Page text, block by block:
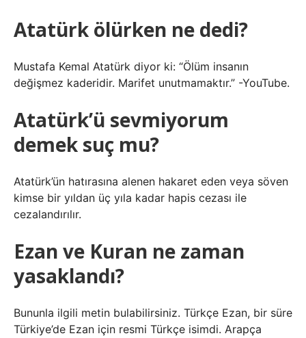
Atatürk ölürken ne dedi?
Mustafa Kemal Atatürk diyor ki: “Ölüm insanın
değişmez kaderidir. Marifet unutmamaktır.” -YouTube.
Atatürk’ü sevmiyorum
demek suç mu?
Atatürk’ün hatırasına alenen hakaret eden veya söven
kimse bir yıldan üç yıla kadar hapis cezası ile
cezalandırılır.
Ezan ve Kuran ne zaman
yasaklandı?
Bununla ilgili metin bulabilirsiniz. Türkçe Ezan, bir süre
Türkiye’de Ezan için resmi Türkçe isimdi. Arapça